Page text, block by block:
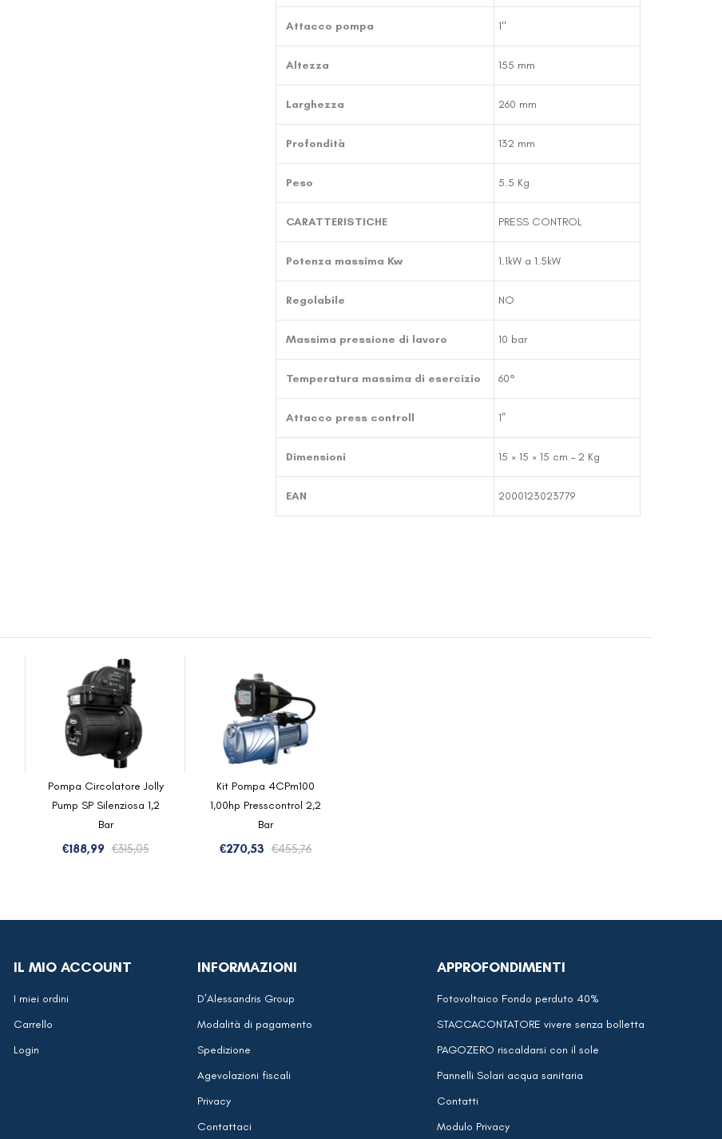
Attacco pompa 1"
Altezza 155 mm
Larghezza 260 mm
Profondità 132 mm
Peso 5.5 Kg
CARATTERISTICHE PRESS CONTROL
Potenza massima Kw 1.1kW a 1.5kW
Regolabile NO
Massima pressione di lavoro 10 bar
Temperatura massima di esercizio 60°
Attacco press controll 1”
Dimensioni 15 × 15 × 15 cm – 2 Kg
EAN 2000123023779
Pompa Circolatore Jolly
Pump SP Silenziosa 1,2
Bar
€315,05Il
€315,05.
€188,99
Il
€188,99.
Kit Pompa 4CPm100
1,00hp Presscontrol 2,2
Bar
€455,76Il
€455,76.
€270,53
Il
€270,53.
IL MIO ACCOUNT
I miei ordini
Carrello
Login
INFORMAZIONI
D’Alessandris Group
Modalità di pagamento
Spedizione
Agevolazioni fiscali
Privacy
Contattaci
APPROFONDIMENTI
Fotovoltaico Fondo perduto 40%
STACCACONTATORE vivere senza bolletta
PAGOZERO riscaldarsi con il sole
Pannelli Solari acqua sanitaria
Contatti
Modulo Privacy